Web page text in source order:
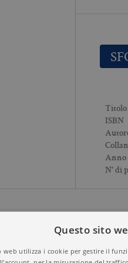
Titolo
ISBN
Anno
N° di
Questo sito
web utilizza i cookie per gestire il